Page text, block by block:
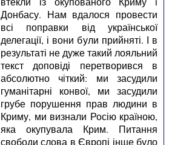
Донбасу. Нам вдалося провести
всі поправки від української
делегації, і вони були прийняті. І в
результаті не дуже такий лояльний
текст доповіді перетворився в
абсолютно чіткий: ми засудили
гуманітарні конвої, ми засудили
грубе порушення прав людини в
Криму, ми визнали Росію країною,
яка окупувала Крим. Питання
свободи слова в Європі інше було